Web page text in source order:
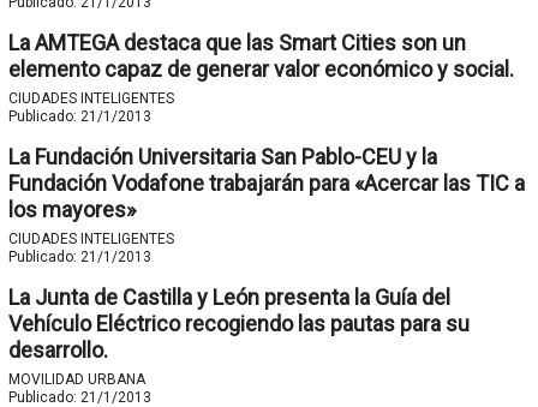
La AMTEGA destaca que las Smart Cities son un
elemento capaz de generar valor económico y social.
CIUDADES INTELIGENTES
Publicado: 21/1/2013
La Fundación Universitaria San Pablo-CEU y la
Fundación Vodafone trabajarán para «Acercar las TIC a
los mayores»
CIUDADES INTELIGENTES
Publicado: 21/1/2013
La Junta de Castilla y León presenta la Guía del
Vehículo Eléctrico recogiendo las pautas para su
desarrollo.
MOVILIDAD URBANA
Publicado: 21/1/2013